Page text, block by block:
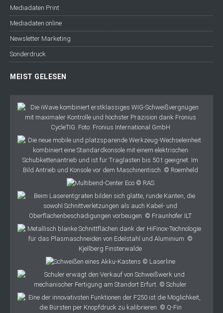
Mediadaten Print
Mediadaten online
Newsletter Marketing
Sonderdruck
MEIST GELESEN